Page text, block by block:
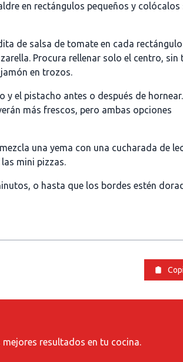
en rectángulos pequeños y colócalos
de salsa de tomate en cada
Procura rellenar solo el centro, sin
en trozos.
y el pistacho antes o después de
más frescos, pero ambas opciones
una yema con una cucharada de
mini pizzas.
o hasta que los bordes estén
resultados en tu cocina.